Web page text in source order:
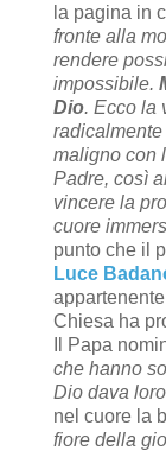
la pagina in
fronte alla
rendere
impossibile.
Dio. Ecco la
maligno con
Padre, così
vincere la
cuore
punto che il
Luce
Chiesa ha
Il Papa
che hanno
Dio dava
nel cuore la
fiore della